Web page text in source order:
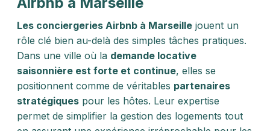
Les conciergeries Airbnb à Marseille jouent un
rôle clé bien au-delà des simples tâches pratiques.
Dans une ville où la demande locative
saisonnière est forte et continue, elles se
positionnent comme de véritables partenaires
stratégiques pour les hôtes. Leur expertise
permet de simplifier la gestion des logements tout